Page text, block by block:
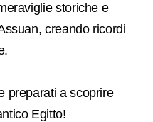
storiche e
creando ricordi
preparati a scoprire
Egitto!